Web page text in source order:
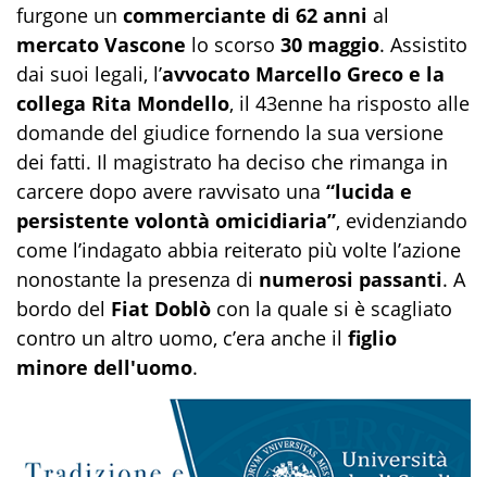
furgone un commerciante di 62 anni al
mercato Vascone lo scorso 30 maggio. Assistito
dai suoi legali, l’avvocato Marcello Greco e la
collega Rita Mondello, il 43enne ha risposto alle
domande del giudice fornendo la sua versione
dei fatti. Il magistrato ha deciso che rimanga in
carcere dopo avere ravvisato una “lucida e
persistente volontà omicidiaria”, evidenziando
come l’indagato abbia reiterato più volte l’azione
nonostante la presenza di numerosi passanti. A
bordo del Fiat Doblò con la quale si è scagliato
contro un altro uomo, c’era anche il figlio
minore dell'uomo.